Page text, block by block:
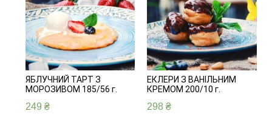
ЕКЛЕРИ З ВАНІЛЬНИМ
КРЕМОМ 200/10 г.
298₴
ЯБЛУЧНИЙ ТАРТ З
МОРОЗИВОМ 185/56 г.
249 ₴